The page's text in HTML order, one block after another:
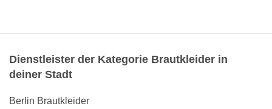
Dienstleister der Kategorie Brautkleider in
deiner Stadt
Berlin Brautkleider